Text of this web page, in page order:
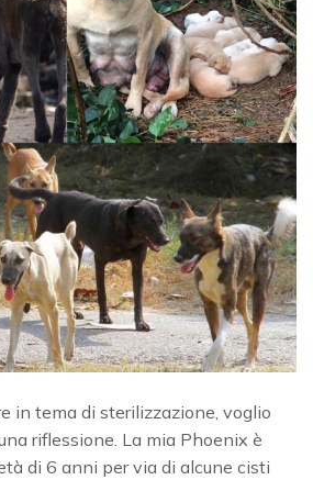
in tema di sterilizzazione, voglio
riflessione. La mia Phoenix è
di 6 anni per via di alcune cisti